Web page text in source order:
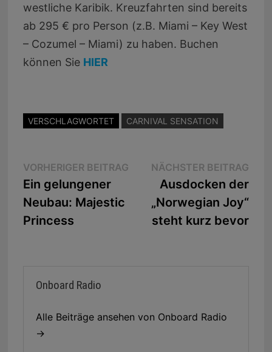
westliche Karibik. Kreuzfahrten sind bereits
ab 295 € pro Person (z.B. Miami – Key West
– Cozumel – Miami) zu haben. Buchen
können Sie HIER
VERSCHLAGWORTET CARNIVAL SENSATION
Beitragsnavigation
VORHERIGER BEITRAGVorheriger
Beitrag:
Ein gelungener
Neubau: Majestic
Princess
NÄCHSTER BEITRAG
Ausdocken der
„Norwegian Joy“
steht kurz bevor
Onboard Radio
Alle Beiträge ansehen von Onboard Radio
→